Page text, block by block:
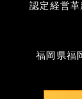
認定経営
福岡県福